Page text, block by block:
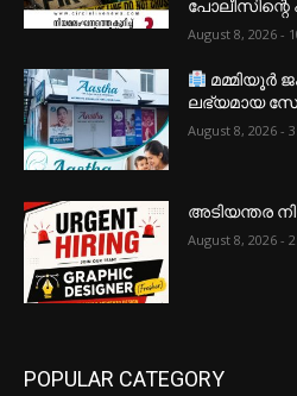
പോലീസിന്റെ
August 8, 2026 -
മമ്മിയൂർ
ലഭ്യമായ
August 8, 2026 -
അടിയന്തര
August 8, 2026 -
POPULAR CATEGORY